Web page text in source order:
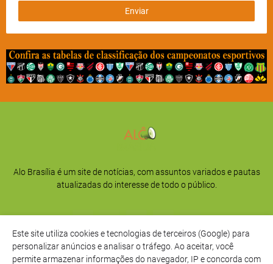
Alo Brasília é um site de notícias, com assuntos variados e pautas
atualizadas do interesse de todo o público.
Este site utiliza cookies e tecnologias de terceiros (Google) para
personalizar anúncios e analisar o tráfego. Ao aceitar, você
permite armazenar informações do navegador, IP e concorda com